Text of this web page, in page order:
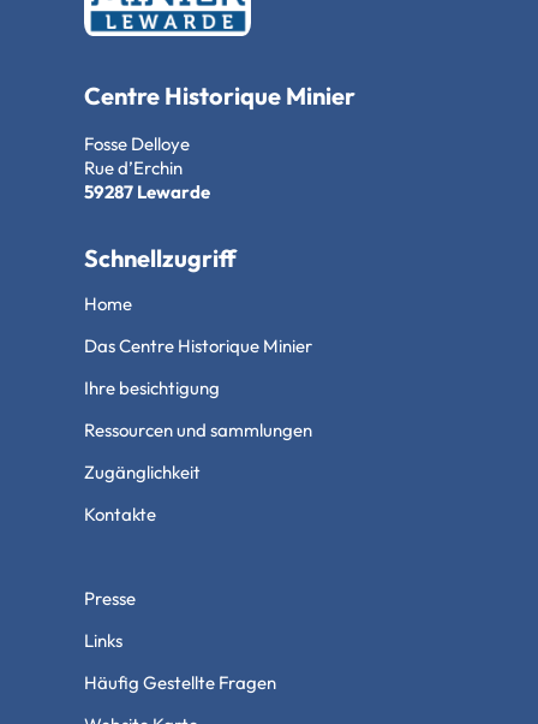
Centre Historique Minier
Fosse Delloye
Rue d’Erchin
59287 Lewarde
Schnellzugriff
Home
Das Centre Historique Minier
Ihre besichtigung
Ressourcen und sammlungen
Zugänglichkeit
Kontakte
Presse
Links
Häufig Gestellte Fragen